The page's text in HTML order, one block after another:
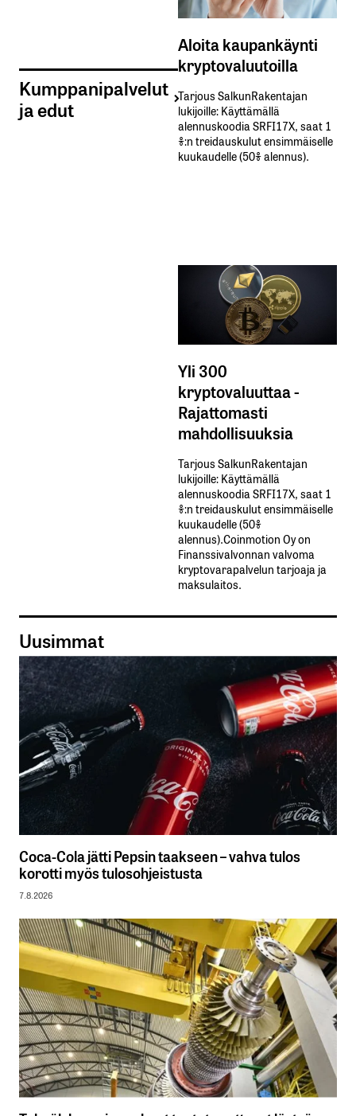
Kumppanipalvelut
ja edut
Aloita kaupankäynti
kryptovaluutoilla
Tarjous SalkunRakentajan
lukijoille: Käyttämällä​ ​
alennuskoodia​ ​SRFI17X,​ ​saat​ ​1
%:n treidauskulut​ ​ensimmäiselle​ ​
kuukaudelle​ ​(50%​ ​alennus).
Yli 300
kryptovaluuttaa -
Rajattomasti
mahdollisuuksia
Tarjous SalkunRakentajan
lukijoille: Käyttämällä​ ​
alennuskoodia​ ​SRFI17X,​ ​saat​ ​1
%:n treidauskulut​ ​ensimmäiselle​ ​
kuukaudelle​ ​(50%​ ​
alennus).Coinmotion Oy on
Finanssivalvonnan valvoma
kryptovarapalvelun tarjoaja ja
maksulaitos.
Uusimmat
Coca-Cola jätti Pepsin taakseen – vahva tulos
korotti myös tulosohjeistusta
7.8.2026